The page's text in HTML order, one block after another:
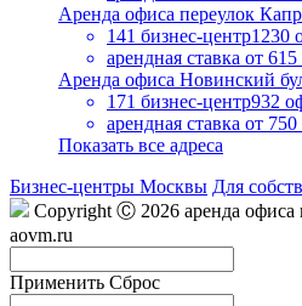
Аренда офиса переулок
141 бизнес-центр1230
арендная ставка от 615
Аренда офиса Новинский
171 бизнес-центр932
арендная ставка от 750
Показать все адреса
Бизнес-центры Москвы Для
Copyright Ⓒ 2026 аренда офиса
aovm.ru
Применить Сброс